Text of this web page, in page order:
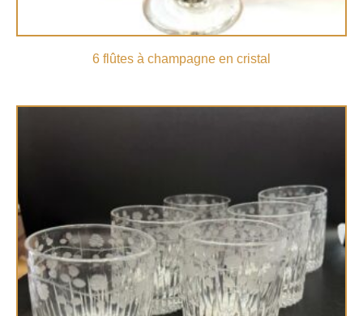
6 flûtes à champagne en cristal